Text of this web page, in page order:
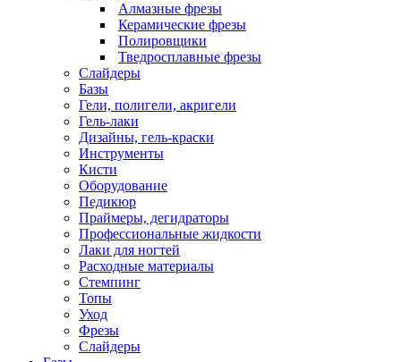
Алмазные фрезы
Керамические фрезы
Полировщики
Тведросплавные фрезы
Слайдеры
Базы
Гели, полигели, акригели
Гель-лаки
Дизайны, гель-краски
Инструменты
Кисти
Оборудование
Педикюр
Праймеры, дегидраторы
Профессиональные жидкости
Лаки для ногтей
Расходные материалы
Стемпинг
Топы
Уход
Фрезы
Слайдеры